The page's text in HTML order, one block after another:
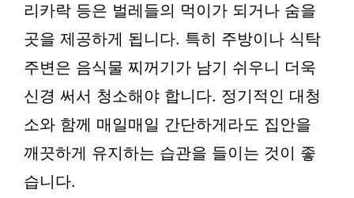
리카락 등은 벌레들의 먹이가 되거나 숨을
곳을 제공하게 됩니다. 특히 주방이나 식탁
주변은 음식물 찌꺼기가 남기 쉬우니 더욱
신경 써서 청소해야 합니다. 정기적인 대청
소와 함께 매일매일 간단하게라도 집안을
깨끗하게 유지하는 습관을 들이는 것이 좋
습니다.